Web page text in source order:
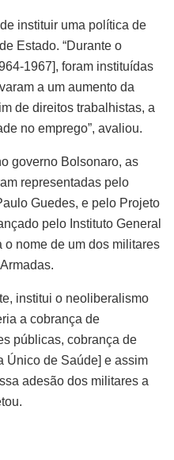
instituir uma política de
Estado. “Durante o
1967], foram instituídas
a um aumento da
de direitos trabalhistas, a
no emprego”, avaliou.
governo Bolsonaro, as
representadas pelo
Guedes, e pelo Projeto
pelo Instituto General
nome de um dos militares
institui o neoliberalismo
a cobrança de
públicas, cobrança de
Único de Saúde] e assim
adesão dos militares a